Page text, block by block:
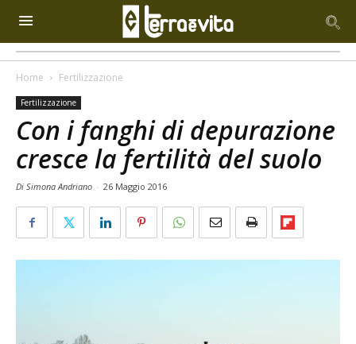
Home Fertilizzazione
Fertilizzazione
Con i fanghi di depurazione
cresce la fertilità del suolo
Di Simona Andriano - 26 Maggio 2016